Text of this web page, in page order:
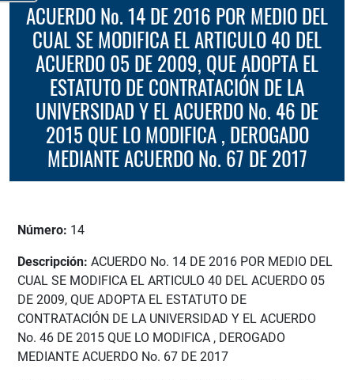
ACUERDO No. 14 DE 2016 POR MEDIO DEL
CUAL SE MODIFICA EL ARTICULO 40 DEL
ACUERDO 05 DE 2009, QUE ADOPTA EL
ESTATUTO DE CONTRATACIÓN DE LA
UNIVERSIDAD Y EL ACUERDO No. 46 DE
2015 QUE LO MODIFICA , DEROGADO
MEDIANTE ACUERDO No. 67 DE 2017
Número: 14
Descripción: ACUERDO No. 14 DE 2016 POR MEDIO DEL
CUAL SE MODIFICA EL ARTICULO 40 DEL ACUERDO 05
DE 2009, QUE ADOPTA EL ESTATUTO DE
CONTRATACIÓN DE LA UNIVERSIDAD Y EL ACUERDO
No. 46 DE 2015 QUE LO MODIFICA , DEROGADO
MEDIANTE ACUERDO No. 67 DE 2017